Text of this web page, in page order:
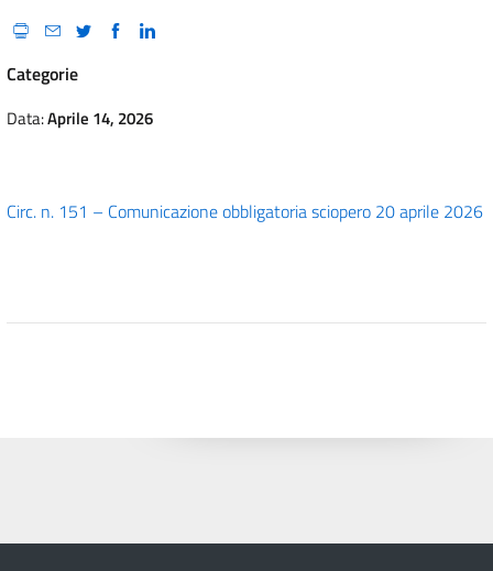
Categorie
Data:Aprile 14, 2026
Circ. n. 151 – Comunicazione obbligatoria sciopero 20 aprile 2026